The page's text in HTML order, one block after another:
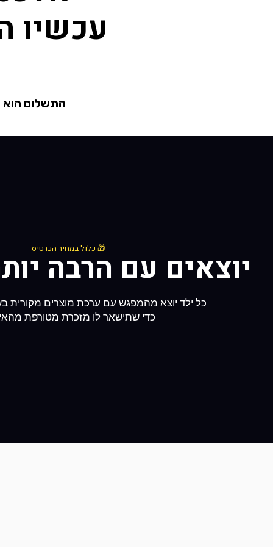
עכשיו
התשלום הוא
🎁 כלול במחיר הכרטיס
יוצאים עם הרבה
כל ילד יוצא מהמפגש עם ערכת מוצרים מקורית בשווי
כדי שתישאר לו מזכרת מטורפת